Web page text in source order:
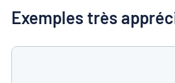
de
Exemples très